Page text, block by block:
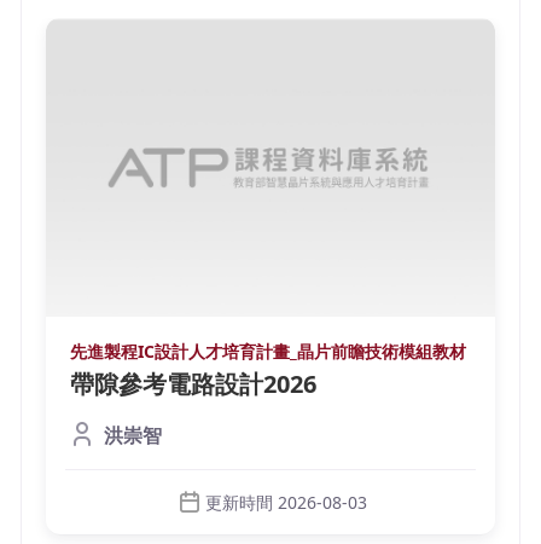
先進製程IC設計人才培育計畫_晶片前瞻技術模組教材
帶隙參考電路設計2026
洪崇智
更新時間 2026-08-03